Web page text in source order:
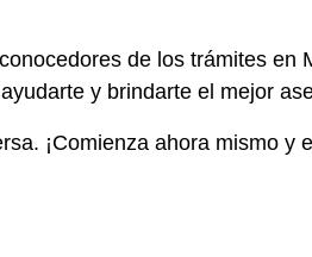
de los trámites
y brindarte el mejor
¡Comienza ahora mismo